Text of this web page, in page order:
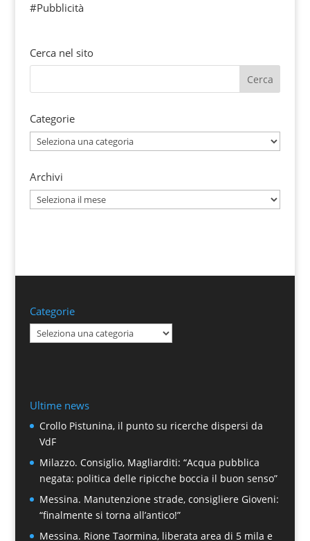
#Pubblicità
Cerca nel sito
Categorie
Categorie
Archivi
Archivi
Categorie
Categorie
Ultime news
Crollo Pistunina, il punto su ricerche dispersi da
VdF
Milazzo. Consiglio, Magliarditi: “Acqua pubblica
negata: politica delle ripicche boccia il buon senso”
Messina. Manutenzione strade, consigliere Gioveni:
“finalmente si torna all’antico!”
Messina. Rione Taormina, liberata area di 5 mila e